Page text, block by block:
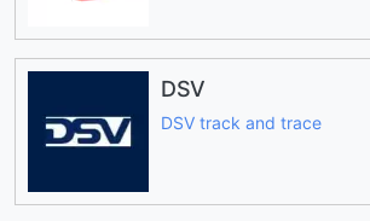
DSV
DSV track and trace